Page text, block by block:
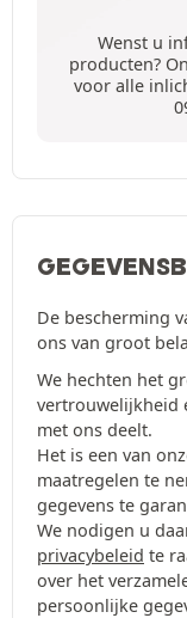
Wenst u
producten?
voor alle
De bescherming
ons van groot
We hechten het
vertrouwelijkheid
met ons deelt.
Het is een van
maatregelen te
gegevens te
We nodigen u
privacybeleid te
over het
persoonlijke